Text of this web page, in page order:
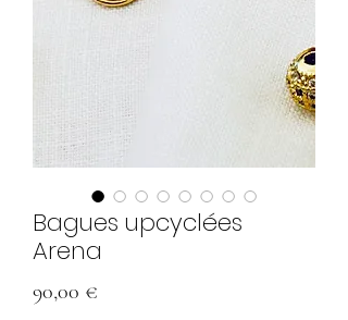
Bagues upcyclées
Arena
90,00 €